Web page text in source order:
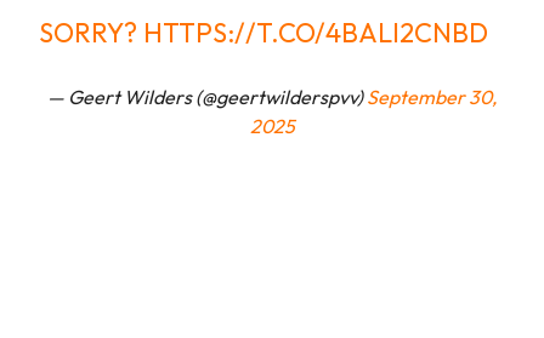
SORRY? HTTPS://T.CO/4BALI2CNBD
— Geert Wilders (@geertwilderspvv)September 30,
2025